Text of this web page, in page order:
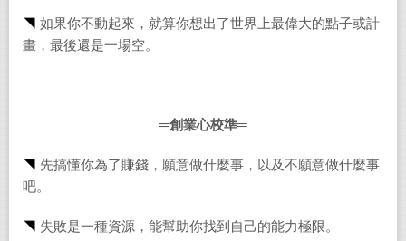
◥ 如果你不動起來，就算你想出了世界上最偉大的點子或計
畫，最後還是一場空。
═創業心校準═
◥ 先搞懂你為了賺錢，願意做什麼事，以及不願意做什麼事
吧。
◥ 失敗是一種資源，能幫助你找到自己的能力極限。